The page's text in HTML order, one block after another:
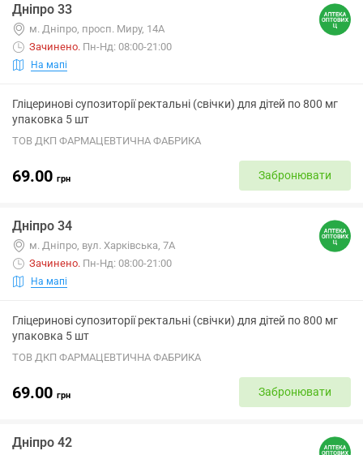
Дніпро 33
м. Дніпро, просп. Миру, 14А
Зачинено. Пн-Нд: 08:00-21:00
На мапі
Гліцеринові супозиторії ректальні (свічки) для дітей по 800 мг
упаковка 5 шт
ТОВ ДКП ФАРМАЦЕВТИЧНА ФАБРИКА
69.00 грн Забронювати
Дніпро 34
м. Дніпро, вул. Харківська, 7А
Зачинено. Пн-Нд: 08:00-21:00
На мапі
Гліцеринові супозиторії ректальні (свічки) для дітей по 800 мг
упаковка 5 шт
ТОВ ДКП ФАРМАЦЕВТИЧНА ФАБРИКА
69.00 грн Забронювати
Дніпро 42